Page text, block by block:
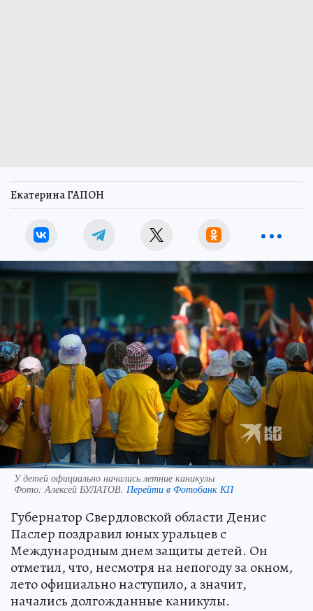
Екатерина ГАПОН
У детей официально начались летние каникулы
Фото: Алексей БУЛАТОВ. Перейти в Фотобанк КП
Губернатор Свердловской области Денис
Паслер поздравил юных уральцев с
Международным днем защиты детей. Он
отметил, что, несмотря на непогоду за окном,
лето официально наступило, а значит,
начались долгожданные каникулы.